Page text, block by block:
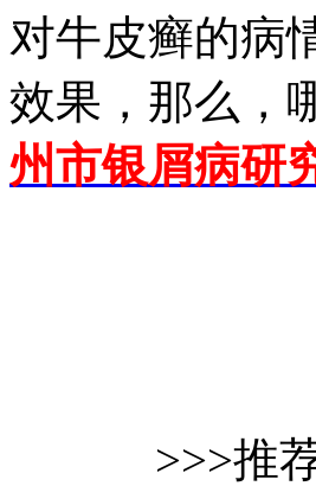
对牛皮癣的病
效果，那么，
州市银屑病研
>>>推